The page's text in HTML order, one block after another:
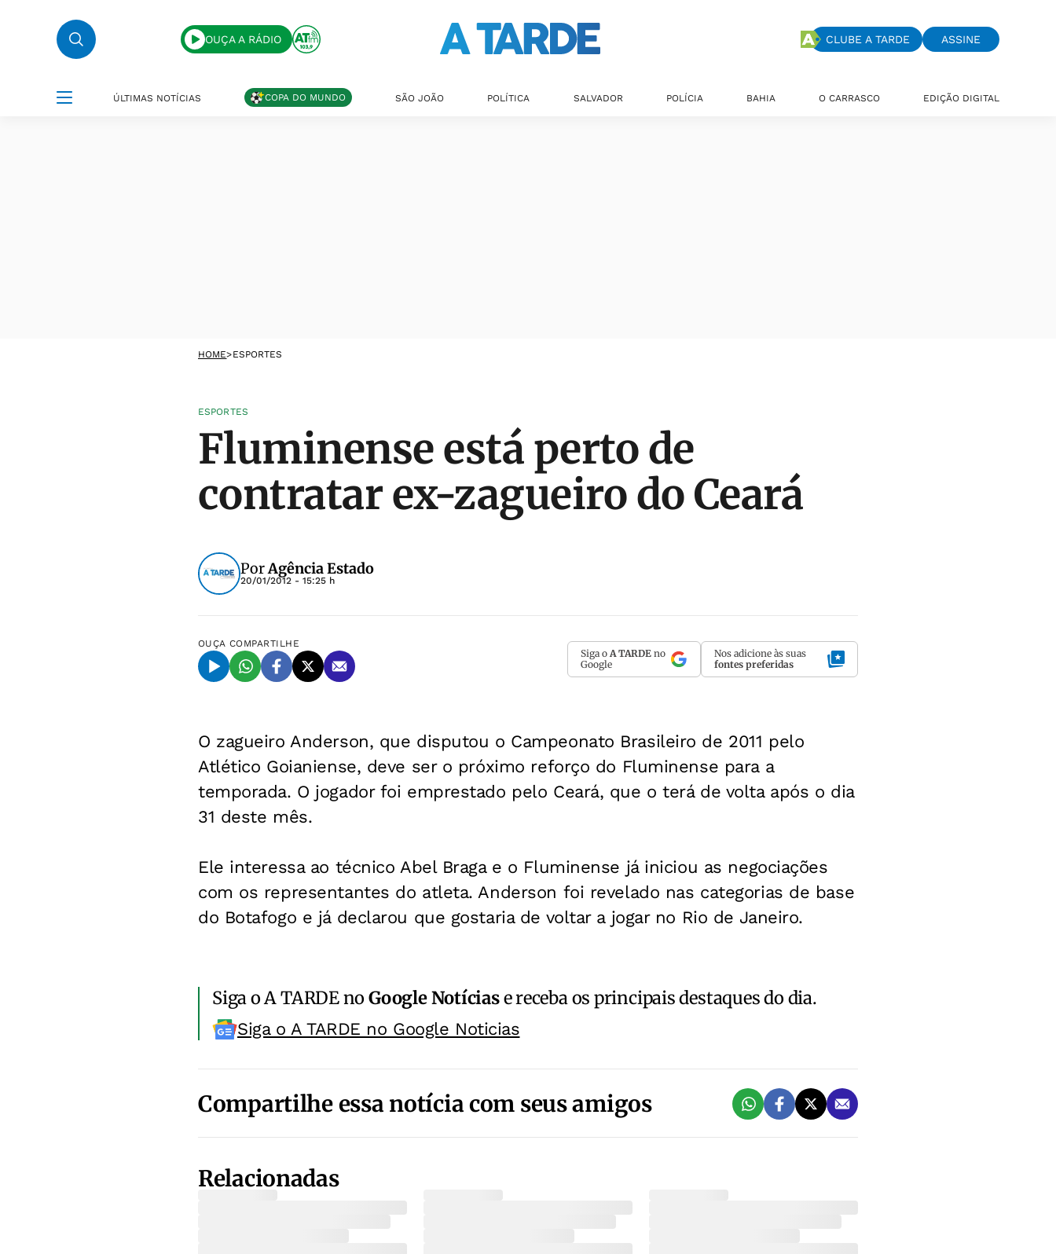
OUÇA A RÁDIO CLUBE A TARDE ASSINE
ÚLTIMAS NOTÍCIAS COPA DO MUNDO SÃO JOÃO POLÍTICA SALVADOR POLÍCIA BAHIA O CARRASCO EDIÇÃO DIGITAL
HOME>ESPORTES
ESPORTES
Fluminense está perto de
contratar ex-zagueiro do Ceará
PorAgência Estado
20/01/2012 - 15:25 h
OUÇA COMPARTILHE
Siga o A TARDE no
Google
Nos adicione às suas
fontes preferidas
O zagueiro Anderson, que disputou o Campeonato Brasileiro de 2011 pelo
Atlético Goianiense, deve ser o próximo reforço do Fluminense para a
temporada. O jogador foi emprestado pelo Ceará, que o terá de volta após o dia
31 deste mês.
Ele interessa ao técnico Abel Braga e o Fluminense já iniciou as negociações
com os representantes do atleta. Anderson foi revelado nas categorias de base
do Botafogo e já declarou que gostaria de voltar a jogar no Rio de Janeiro.
Siga o A TARDE noGoogle Notíciase receba os principais destaques do dia.
Siga o A TARDE no Google Noticias
Compartilhe essa notícia com seus amigos
Relacionadas